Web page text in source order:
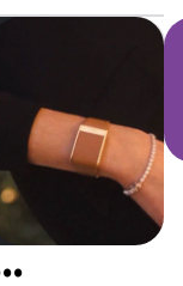
global.